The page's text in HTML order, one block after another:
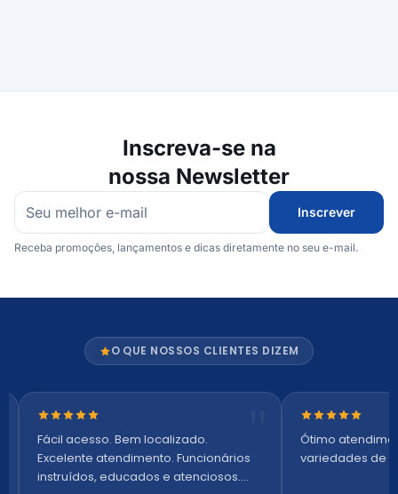
Inscreva-se na
nossa Newsletter
Inscrever
Receba promoções, lançamentos e dicas diretamente no seu e-mail.
O QUE NOSSOS CLIENTES DIZEM
Nota 5 de 5 estrelas
Fácil acesso. Bem localizado.
Excelente atendimento. Funcionários
instruídos, educados e atenciosos.
Nota 5 de 5
Ótimo
variedades de